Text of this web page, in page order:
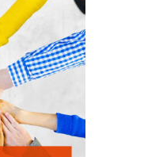
nous à